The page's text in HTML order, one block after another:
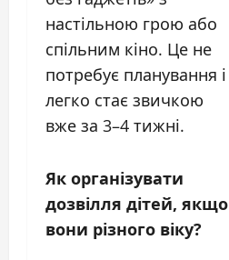
настільною грою або
спільним кіно. Це не
потребує планування і
легко стає звичкою
вже за 3–4 тижні.
Як організувати
дозвілля дітей, якщо
вони різного віку?